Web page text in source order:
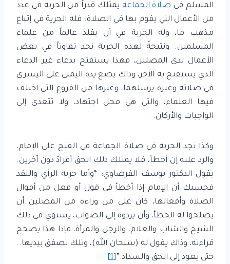
المسلم فيصلاة الجماعةيمتلك قدراً من الحرية في عدد
من الأعمال التي يقوم بها في الصلاة. فله الحرية في إتباع
مذهب ما، وله الحرية في أن يقلد عالماً من علماء
المسلمين. ونتيجةً لهذه الحرية نجد تفاوتاً في بعض
الأعمال لدى المصلين، فهذا يستفتح بدعاء غير الدعاء
الذي يستفتح به الآخر، وذاك يضع يده اليمنى على اليسرى
في صلاته وغيره يرسلهما، وغيرها من الفروع التي اختلف
فيها العلماء، والتي هي محل اجتهاد، ولا تتعدى إلى
الواجبات والأركان.
وكذا نجد الحرية في صلاة الجماعة في الفتح على الإمام،
والرد عليه إن أخطأ، فلا يمتلك ذلك الحق أفرادً دون آخرين.
يقول الدكتور يوسف القرضاوي: “وأما حرية الرأي والنقد
فحسبك أن الإمام إذا أخطأ في قول أو فعل من أقوال
الصلاة وأفعالها، كان على من وراءه من المصلين أن
يصلحوا له الخطأ، وأن يردوه إلى الصواب، يستوي في ذلك
الشيخ والشاب والغلام، والرجل والمرأة، فإذا هذا يصحح
قراءته، وذاك يقول له (سبحان الله)، وتلك تصفق بيديها..
حتى يعود إلى الحق والسداد.” [1]